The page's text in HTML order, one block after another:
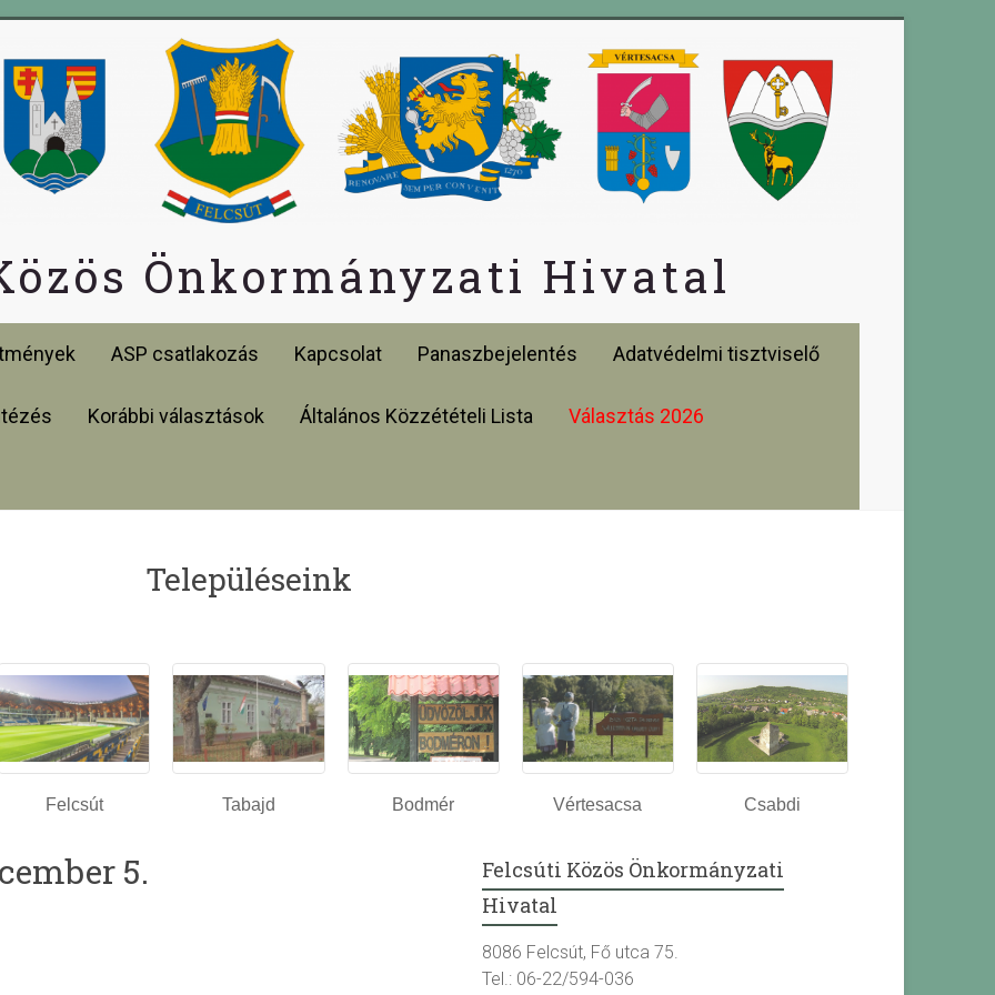
Önkormányzati Hivatal
ASP csatlakozás Kapcsolat Panaszbejelentés Adatvédelmi tisztviselő
Korábbi választások Általános Közzétételi Lista Választás 2026
Településeink
Felcsút Tabajd Bodmér Vértesacsa Csabdi
5.
Felcsúti Közös Önkormányzati
Hivatal
8086 Felcsút, Fő utca 75.
Tel.: 06-22/594-036